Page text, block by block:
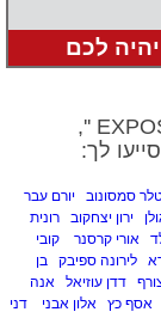
לכם
לך:
סמסונוב
יורם עבר
ירון יצחקוב
רונית
אורי קרסנר
קובי
לירונה ספיבק
בן
דדן עוזיאל
אנה
אסף כץ
אלון אבני
דני